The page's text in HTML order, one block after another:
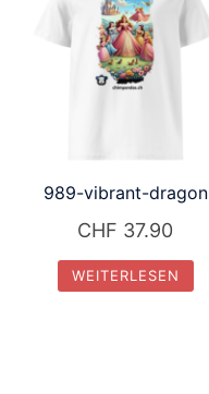
989-vibrant-dragon
CHF 37.90
WEITERLESEN